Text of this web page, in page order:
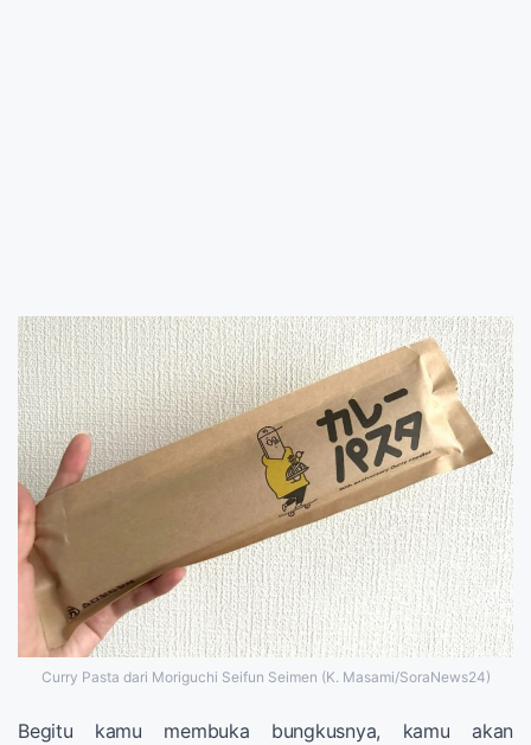
Curry Pasta dari Moriguchi Seifun Seimen (K. Masami/SoraNews24)
Begitu kamu membuka bungkusnya, kamu akan